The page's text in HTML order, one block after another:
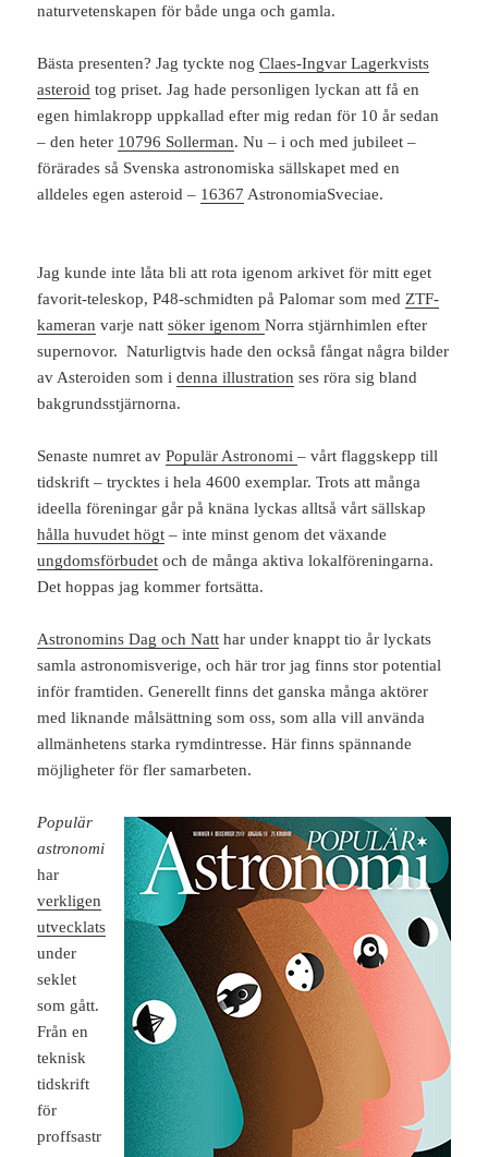
naturvetenskapen för både unga och gamla.
Bästa presenten? Jag tyckte nogClaes-Ingvar Lagerkvists
asteroid tog priset. Jag hade personligen lyckan att få en
egen himlakropp uppkallad efter mig redan för 10 år sedan
– den heter 10796 Sollerman. Nu – i och med jubileet –
förärades så Svenska astronomiska sällskapet med en
alldeles egen asteroid – 16367 AstronomiaSveciae.
Jag kunde inte låta bli att rota igenom arkivet för mitt eget
favorit-teleskop, P48-schmidten på Palomar som med ZTF-
kameran varje nattsöker igenomNorra stjärnhimlen efter
supernovor. Naturligtvis hade den också fångat några bilder
av Asteroiden som idenna illustration ses röra sig bland
bakgrundsstjärnorna.
Senaste numret avPopulär Astronomi– vårt flaggskepp till
tidskrift – trycktes i hela 4600 exemplar. Trots att många
ideella föreningar går på knäna lyckas alltså vårt sällskap
hålla huvudet högt – inte minst genom det växande
ungdomsförbudet och de många aktiva lokalföreningarna.
Det hoppas jag kommer fortsätta.
Astronomins Dag och Natt har under knappt tio år lyckats
samla astronomisverige, och här tror jag finns stor potential
inför framtiden. Generellt finns det ganska många aktörer
med liknande målsättning som oss, som alla vill använda
allmänhetens starka rymdintresse. Här finns spännande
möjligheter för fler samarbeten.
Populär
astronomi
har
verkligen
utvecklats
under
seklet
som gått.
Från en
teknisk
tidskrift
för
proffsastr